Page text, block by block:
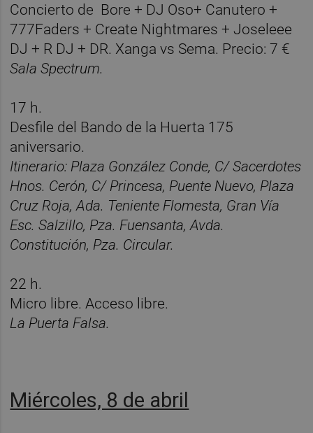
Concierto de Bore + DJ Oso+ Canutero +
777Faders + Create Nightmares + Joseleee
DJ + R DJ + DR. Xanga vs Sema. Precio: 7 €
Sala Spectrum.
17 h.
Desfile del Bando de la Huerta 175
aniversario.
Itinerario: Plaza González Conde, C/ Sacerdotes
Hnos. Cerón, C/ Princesa, Puente Nuevo, Plaza
Cruz Roja, Ada. Teniente Flomesta, Gran Vía
Esc. Salzillo, Pza. Fuensanta, Avda.
Constitución, Pza. Circular.
22 h.
Micro libre. Acceso libre.
La Puerta Falsa.
Miércoles, 8 de abril